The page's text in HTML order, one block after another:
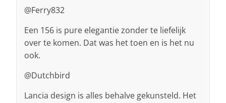
@Ferry832
Een 156 is pure elegantie zonder te liefelijk
over te komen. Dat was het toen en is het nu
ook.
@Dutchbird
Lancia design is alles behalve gekunsteld. Het